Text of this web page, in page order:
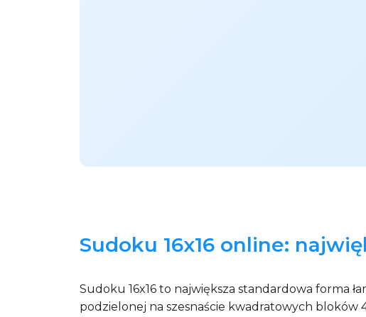
Sudoku 16x16 online:
Sudoku 16x16 to największa standardowa forma
podzielonej na szesnaście kwadratowych bloków